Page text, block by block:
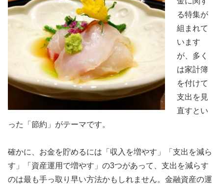
る特集が
組まれて
います
が、多く
は家計簿
を付けて
支出を見
直すとい
った「節約」がテーマです。
確かに、お金を貯めるには「収入を増やす」「支出を減ら
す」「資産運用で増やす」の3つがあって、支出を減らす
のは最も手っ取り早い方法かもしれません。金融資産の運